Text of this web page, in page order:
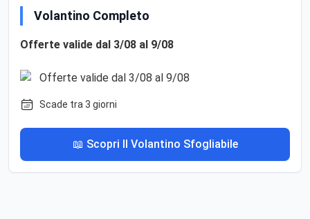
Volantino Completo
Offerte valide dal 3/08 al 9/08
Scade tra 3 giorni
📖 Scopri Il Volantino Sfogliabile